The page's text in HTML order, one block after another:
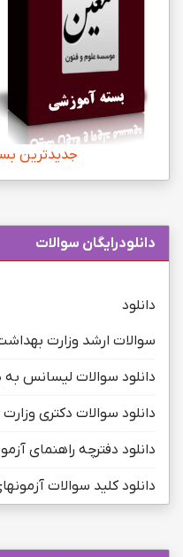
جدیدترین
دانلودرایگان سوالات
دانلود
سوالات ارشد وزارت
دانلود سوالات لیسانس
دانلود سوالات دکتری
دانلود دفترچه راهنمای
دانلود کلید سوالات